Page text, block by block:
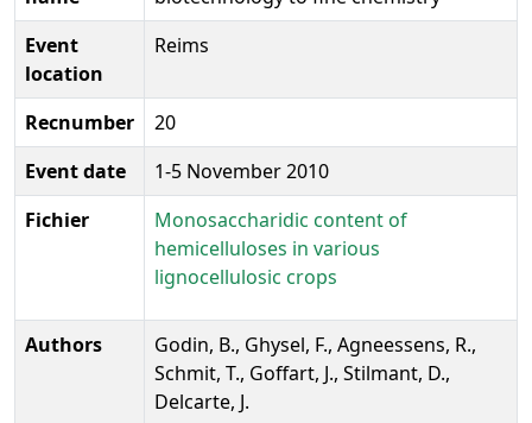
Event
location
Reims
Recnumber
20
Event date
1-5 November 2010
Fichier
Monosaccharidic content of
hemicelluloses in various
lignocellulosic crops
Authors
Godin, B., Ghysel, F., Agneessens, R.,
Schmit, T., Goffart, J., Stilmant, D.,
Delcarte, J.